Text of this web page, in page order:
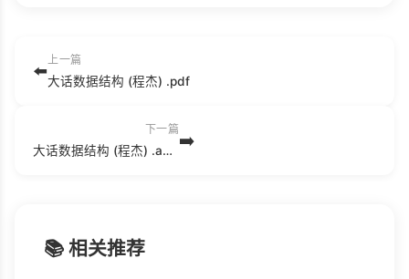
⬅️
上一篇
大话数据结构 (程杰) .pdf
下一篇
大话数据结构 (程杰) .azw3 ➡️
📚 相关推荐